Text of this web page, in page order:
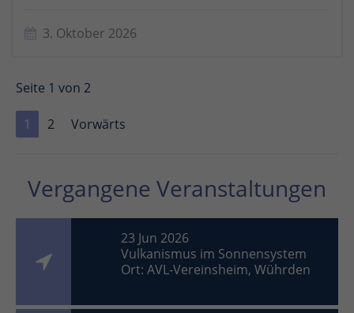
3. Oktober 2026
Seite 1 von 2
1 2 Vorwärts
Vergangene Veranstaltungen
23 Jun 2026
Vulkanismus im Sonnensystem
Ort: AVL-Vereinsheim, Wührden